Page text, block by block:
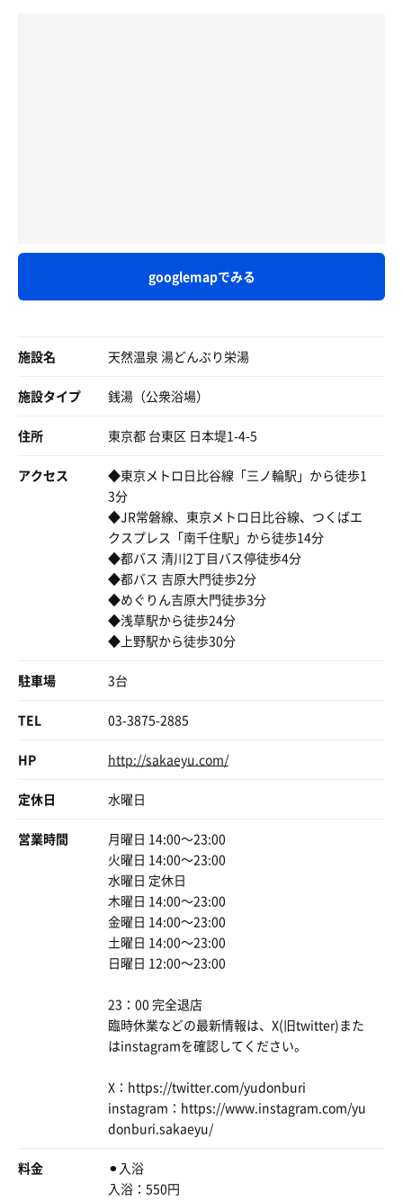
群を抜いてるのではないか🌟
られる。
夫は妻を連れて来ようと思うし、彼氏は彼女を招待して喜
会やSNS上でも｢湯どんぶりいいよね！｣と盛り上がれるか
ら行くのだ🔜
に狂いはなかった✨
全てタイミング良く、5セットともアディロンに座ること
ができた🪑
この曇り空の下で優しく降りてくる外気浴🌪️
流れゆく雲の動き見ながら、湯どんぶりから溢れ出すオー
してフィニッシュ！
若旦那さんのサウナ愛が改良を重ねて進化する銭湯は、リ
ノベ銭湯とは一線を画す唯一無二👍
トレーラー薪サウナは男性は土曜日の枠しかまだないのが
帰りに若旦那さんに聞いたら、今後平日とかでも入れる日
は近い❓🙄
飲みの後、夜の浅草寺、隅田川の外気を浴びながら帰宅し
ました🙏
サウナは別料金600円
そこに鍵🗝️を差し込んで、引っ張る仕組みなんですね👏
サウナ室は変わったL字型の4段
ストーブはiki😍
まさかのストーブは2基🔥
そしてめちゃくちゃ良い温度と湿度☺️
80℃でそこまで熱くないのに、湿度が程よいのか居心地抜
滝汗出るー😳💦
しかもオートローリュは15分に1
その後送風機から結構長い事風出てたなー🌪️
コチラの施設は男女格差がほぼ無くて、女性に人気の良い
ってオススメしてくれたんだけど、ホント最高😍
水風呂は2種！
シュワシュワしてて、絶対お肌に良いやつだよコレ😍
コチラ浴槽もカランもシャワーも全て天然温泉♨️
コレは評価高いよねー👏
浴槽も、バイブラに座湯、寝湯、変わり湯に露天風呂
結構な、種類だった！
サウナ入らなければ550円でこれを頼めるんだから、コレ
は混む訳だ！
だがしかーし！
私の滞在中サウナは貸切だったのであーる👍ｻｲｺｰ
あと、浴室の壁にオススメポップとか貼ってあって良い暇
つぶしになる🤭
毎月湯どんぶり通信を発行されいる様で、お店の方の施設
に対する愛❤️がひしひしと伝わってきました😌✨
googlemapでみる
施設名 天然温泉 湯どんぶり栄湯
施設タイプ 銭湯（公衆浴場）
住所 東京都 台東区 日本堤1-4-5
アクセス
◆東京メトロ日比谷線「三ノ輪駅」から徒歩1
3分
◆JR常磐線、東京メトロ日比谷線、つくばエ
クスプレス「南千住駅」から徒歩14分
◆都バス 清川2丁目バス停徒歩4分
◆都バス 吉原大門徒歩2分
◆めぐりん吉原大門徒歩3分
◆浅草駅から徒歩24分
◆上野駅から徒歩30分
駐車場 3台
TEL 03-3875-2885
HP http://sakaeyu.com/
定休日 水曜日
営業時間
月曜日 14:00〜23:00
火曜日 14:00〜23:00
水曜日 定休日
木曜日 14:00〜23:00
金曜日 14:00〜23:00
土曜日 14:00〜23:00
日曜日 12:00〜23:00
23：00 完全退店
臨時休業などの最新情報は、X(旧twitter)また
はinstagramを確認してください。
X：https://twitter.com/yudonburi
instagram：https://www.instagram.com/yu
donburi.sakaeyu/
料金
⚫︎入浴
入浴：550円